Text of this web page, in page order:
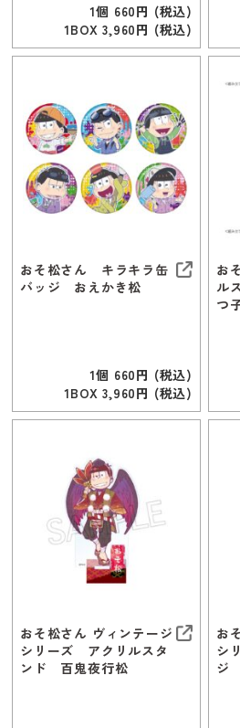
1個 660円 (税込)
1BOX 3,960円 (税込)
おそ松さん キラキラ缶
バッジ おえかき松
1個 660円 (税込)
1BOX 3,960円 (税込)
お
ル
つ
おそ松さん ヴィンテージ
シリーズ アクリルスタ
ンド 百鬼夜行松
お
シ
ジ